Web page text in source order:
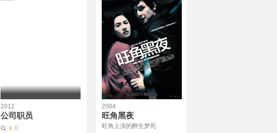
2012
公司职员
0
2004
旺角黑夜
旺角上演的醉生梦死